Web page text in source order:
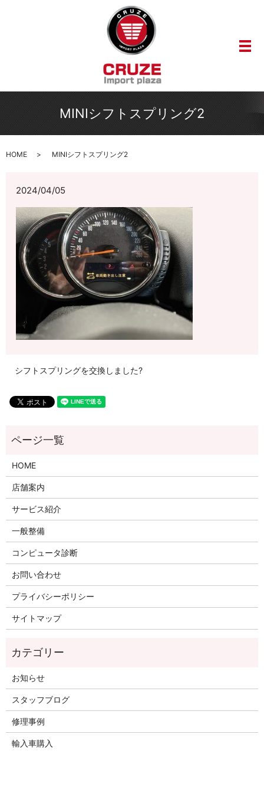
メ
MINIシフトスプリング2
HOME MINIシフトスプリング2
2024/04/05
シフトスプリングを交換しました?
HOME
店舗案内
サービス紹介
一般整備
コンピュータ診断
お問い合わせ
プライバシーポリシー
サイトマップ
お知らせ
スタッフブログ
修理事例
輸入車購入